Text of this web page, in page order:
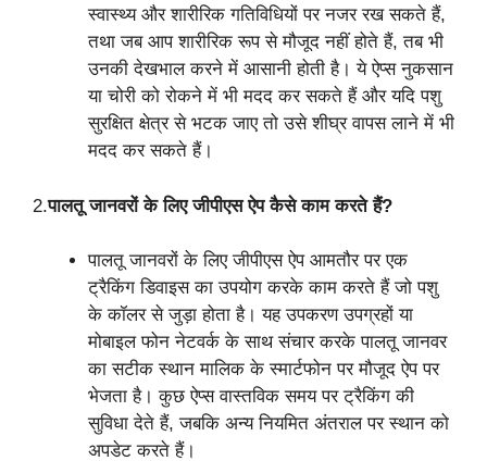
स्वास्थ्य और शारीरिक गतिविधियों पर नजर रख सकते हैं,
तथा जब आप शारीरिक रूप से मौजूद नहीं होते हैं, तब भी
उनकी देखभाल करने में आसानी होती है। ये ऐप्स नुकसान
या चोरी को रोकने में भी मदद कर सकते हैं और यदि पशु
सुरक्षित क्षेत्र से भटक जाए तो उसे शीघ्र वापस लाने में भी
मदद कर सकते हैं।
2.पालतू जानवरों के लिए जीपीएस ऐप कैसे काम करते हैं?
पालतू जानवरों के लिए जीपीएस ऐप आमतौर पर एक
ट्रैकिंग डिवाइस का उपयोग करके काम करते हैं जो पशु
के कॉलर से जुड़ा होता है। यह उपकरण उपग्रहों या
मोबाइल फोन नेटवर्क के साथ संचार करके पालतू जानवर
का सटीक स्थान मालिक के स्मार्टफोन पर मौजूद ऐप पर
भेजता है। कुछ ऐप्स वास्तविक समय पर ट्रैकिंग की
सुविधा देते हैं, जबकि अन्य नियमित अंतराल पर स्थान को
अपडेट करते हैं।